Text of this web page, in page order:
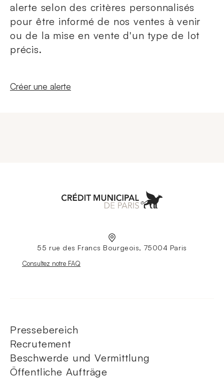
alerte selon des critères personnalisés
pour être informé de nos ventes à venir
ou de la mise en vente d'un type de lot
précis.
Nouvelle fenêtre
Créer une alerte
55 rue des Francs Bourgeois, 75004 Paris
Nouvelle fenêtre
Consultez notre FAQ
Pressebereich
Recrutement
Beschwerde und Vermittlung
Öffentliche Aufträge